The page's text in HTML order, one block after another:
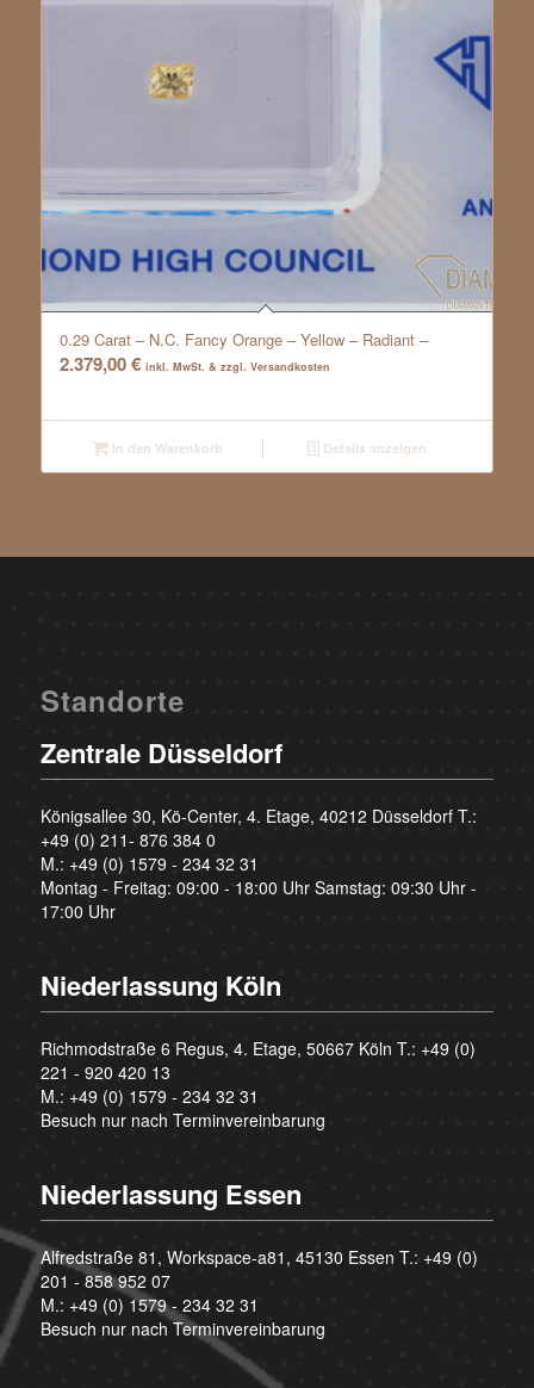
0.29 Carat – N.C. Fancy Orange – Yellow – Radiant –
2.379,00€ inkl. MwSt. & zzgl. Versandkosten
In den Warenkorb Details anzeigen
Standorte
Zentrale Düsseldorf
Königsallee 30, Kö-Center, 4. Etage, 40212 Düsseldorf T.:
+49 (0) 211- 876 384 0
M.: +49 (0) 1579 - 234 32 31
Montag - Freitag: 09:00 - 18:00 Uhr Samstag: 09:30 Uhr -
17:00 Uhr
Niederlassung Köln
Richmodstraße 6 Regus, 4. Etage, 50667 Köln T.: +49 (0)
221 - 920 420 13
M.: +49 (0) 1579 - 234 32 31
Besuch nur nach Terminvereinbarung
Niederlassung Essen
Alfredstraße 81, Workspace-a81, 45130 Essen T.: +49 (0)
201 - 858 952 07
M.: +49 (0) 1579 - 234 32 31
Besuch nur nach Terminvereinbarung